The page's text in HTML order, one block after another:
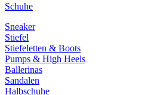
Schuhe
Sneaker
Stiefel
Stiefeletten & Boots
Pumps & High Heels
Ballerinas
Sandalen
Halbschuhe